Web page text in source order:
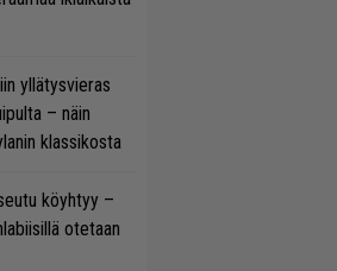
yllätysvieras
– näin
klassikosta
köyhtyy –
otetaan